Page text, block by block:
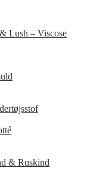
Lush – Viscose
& Ruskind